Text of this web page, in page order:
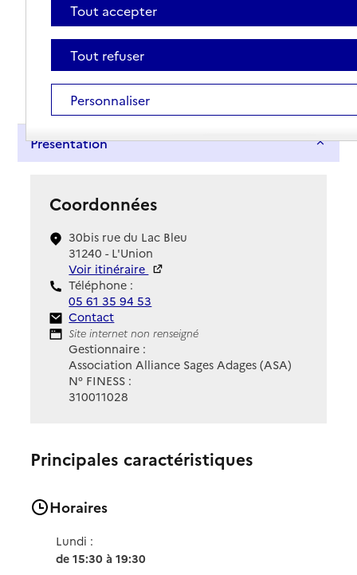
Tout déplier
Présentation
Coordonnées
30bis rue du Lac Bleu
31240 - L'Union
Voir itinéraire
Téléphone :
05 61 35 94 53
Contact
Contact
Site Internet
Site internet non renseigné
Gestionnaire :
Association Alliance Sages Adages (ASA)
N° FINESS :
310011028
Principales caractéristiques
Horaires
Lundi :
de 15:30 à 19:30
Tout accepter
Tout refuser
Personnaliser